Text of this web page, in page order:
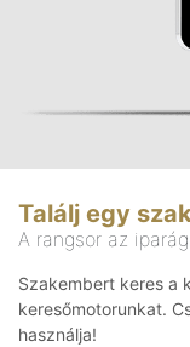
Találj egy
A rangsor az
Szakembert keres a
keresőmotorunkat.
használja!